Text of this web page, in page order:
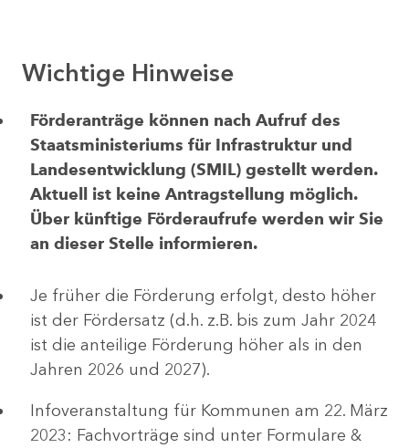
Wichtige Hinweise
Förderanträge können nach Aufruf des
Staatsministeriums für Infrastruktur und
Landesentwicklung (SMIL) gestellt werden.
Aktuell ist keine Antragstellung möglich.
Über künftige Förderaufrufe werden wir Sie
an dieser Stelle informieren.
Je früher die Förderung erfolgt, desto höher
ist der Fördersatz (d.h. z.B. bis zum Jahr 2024
ist die anteilige Förderung höher als in den
Jahren 2026 und 2027).
Infoveranstaltung für Kommunen am 22. März
2023: Fachvorträge sind unter Formulare &